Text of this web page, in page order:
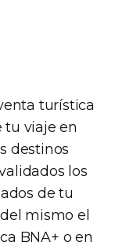
turística
tu viaje en
destinos
los
de tu
mismo el
BNA+ o en